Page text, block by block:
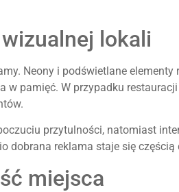
lokali
Neony i podświetlane elementy
w pamięć. W przypadku
przytulności, natomiast
dobrana reklama staje się
miejsca